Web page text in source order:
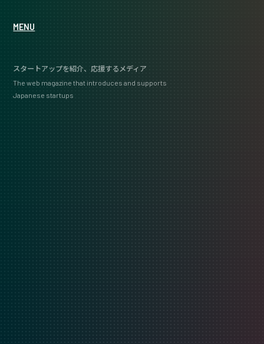
MENU
スタートアップを紹介、応援するメディア
The web magazine that introduces and supports
Japanese startups